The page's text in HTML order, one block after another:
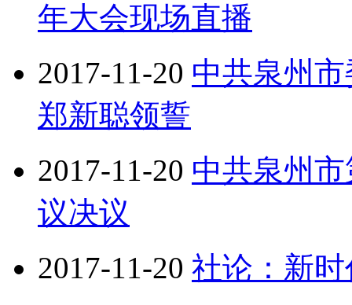
年大会现场直播
2017-11-20 中共泉州
郑新聪领誓
2017-11-20 中共泉州
议决议
2017-11-20 社论：新